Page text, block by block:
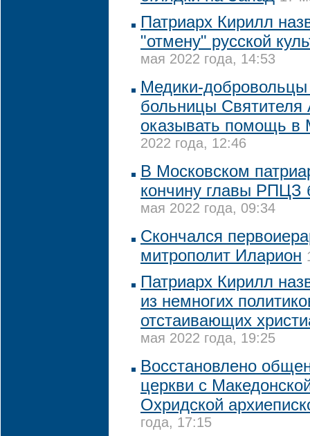
Патриарх Кирилл
"отмену" русской
мая 2022 года, 14:53
Медики-добровольцы
больницы Cвятителя
оказывать помощь в
2022 года, 12:46
В Московском
кончину главы РПЦЗ
мая 2022 года, 09:34
Скончался
митрополит Иларион
Патриарх Кирилл
из немногих
отстаивающих
мая 2022 года, 19:25
Восстановлено
церкви с
Охридской
года, 17:15